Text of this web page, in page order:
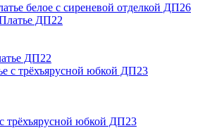
белое с сиреневой отделкой ДП26
ДП22
трёхъярусной юбкой ДП23